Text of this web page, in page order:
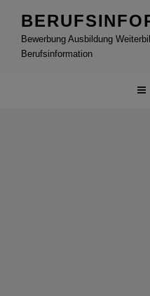
Inhalt
springenBewerbung Ausbildung
Berufsinformation